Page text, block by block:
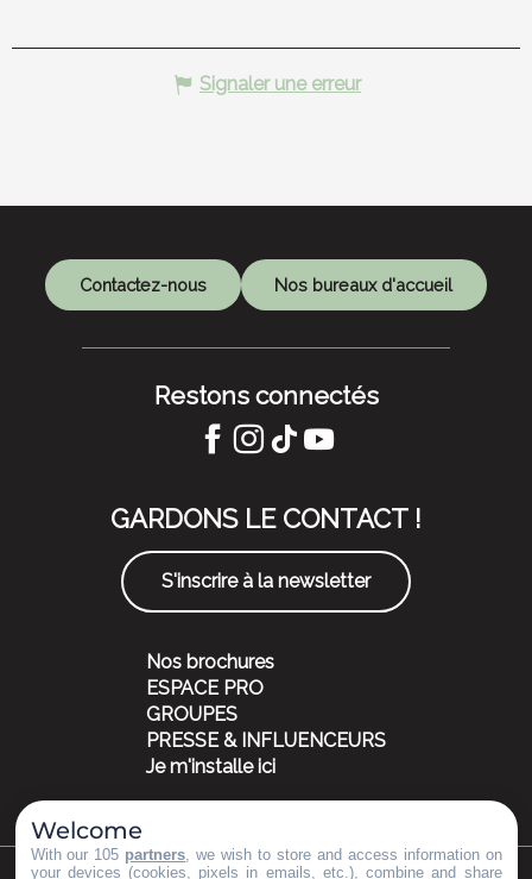
Signaler une erreur
Contactez-nous Nos bureaux d'accueil
Restons connectés
GARDONS LE CONTACT !
S'inscrire à la newsletter
Nos brochures
ESPACE PRO
GROUPES
PRESSE & INFLUENCEURS
Je m'installe ici
Welcome
With our 105 partners , we wish to store and access information on
your devices (cookies, pixels in emails, etc.), combine and share